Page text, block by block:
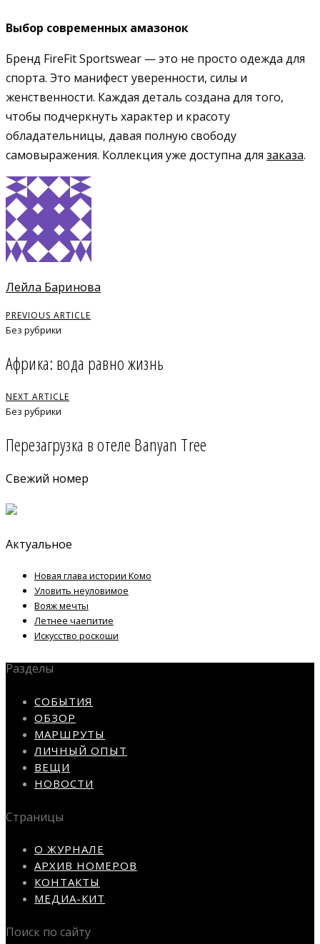
Выбор современных амазонок
Бренд FireFit Sportswear — это не просто одежда для
спорта. Это манифест уверенности, силы и
женственности. Каждая деталь создана для того,
чтобы подчеркнуть характер и красоту
обладательницы, давая полную свободу
самовыражения. Коллекция уже доступна для заказа.
Лейла Баринова
PREVIOUS ARTICLE
Без рубрики
Африка: вода равно жизнь
NEXT ARTICLE
Без рубрики
Перезагрузка в отеле Banyan Tree
Свежий номер
Актуальное
Новая глава истории Комо
Уловить неуловимое
Вояж мечты
Летнее чаепитие
Искусство роскоши
Разделы
СОБЫТИЯ
ОБЗОР
МАРШРУТЫ
ЛИЧНЫЙ ОПЫТ
ВЕЩИ
НОВОСТИ
Страницы
О ЖУРНАЛЕ
АРХИВ НОМЕРОВ
КОНТАКТЫ
МЕДИА-КИТ
Поиск по сайту